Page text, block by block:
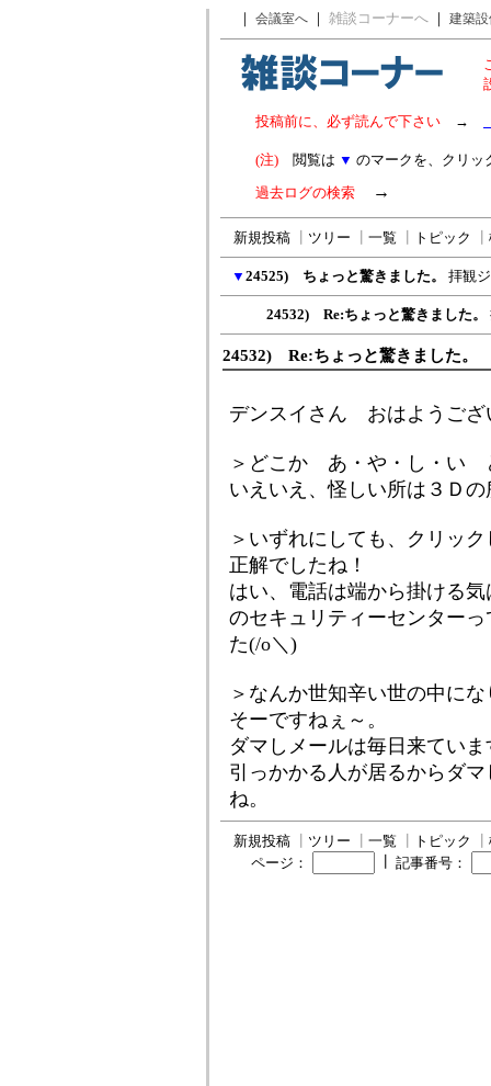
｜ 会議室へ ｜ 雑談コーナーへ ｜ 建築
投稿前に、必ず読んで下さい →
(注) 閲覧は ▼ のマークを、クリッ
過去ログの検索 →
新規投稿 ツリー 一覧 トピック
▼ 24525) ちょっと驚きました。 拝観
24532) Re:ちょっと驚きました。
24532) Re:ちょっと驚きました。
デンスイさん おはようござ
＞どこか あ・や・し・い
いえいえ、怪しい所は３Ｄ
＞いずれにしても、クリッ
正解でしたね！
はい、電話は端から掛ける
のセキュリティーセンター
た(/o＼)
＞なんか世知辛い世の中に
そーですねぇ～。
ダマしメールは毎日来ていま
引っかかる人が居るからダ
ね。
新規投稿 ツリー 一覧 トピック
ページ：
記事番号：